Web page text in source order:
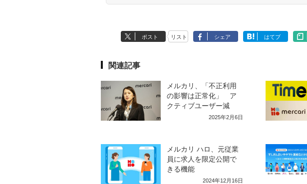
ポスト リスト シェア はてブ
関連記事
メルカリ、「不正利用
の影響は正常化」 ア
クティブユーザー減
2025年2月6日
メルカリ ハロ、元従業
員に求人を限定公開で
きる機能
2024年12月16日